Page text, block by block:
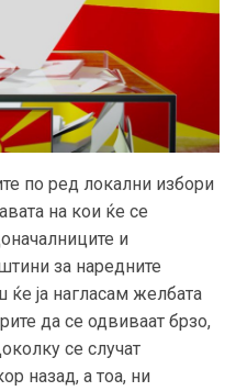
по ред локални избори
на кои ќе се
и
за наредните
ја нагласам желбата
да се одвиваат брзо,
се случат
назад, а тоа, ни